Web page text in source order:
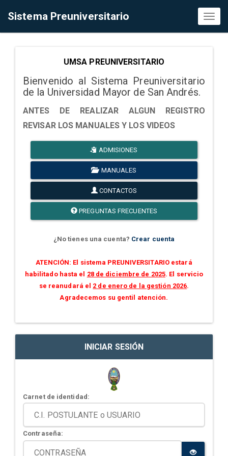
Sistema Preuniversitario
UMSA PREUNIVERSITARIO
Bienvenido al Sistema Preuniversitario
de la Universidad Mayor de San Andrés.
ANTES DE REALIZAR ALGUN REGISTRO
REVISAR LOS MANUALES Y LOS VIDEOS
ADMISIONES
MANUALES
CONTACTOS
PREGUNTAS FRECUENTES
¿No tienes una cuenta? Crear cuenta
ATENCIÓN: El sistema PREUNIVERSITARIO estará
habilitado hasta el 28 de diciembre de 2025. El servicio
se reanudará el 2 de enero de la gestión 2026.
Agradecemos su gentil atención.
INICIAR SESIÓN
Carnet de identidad:
Contraseña: